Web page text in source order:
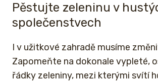
Pěstujte zeleninu v
společenstvech
I v užitkové zahradě musíme
Zapomeňte na dokonale vypleté,
řádky zeleniny, mezi kterými svítí